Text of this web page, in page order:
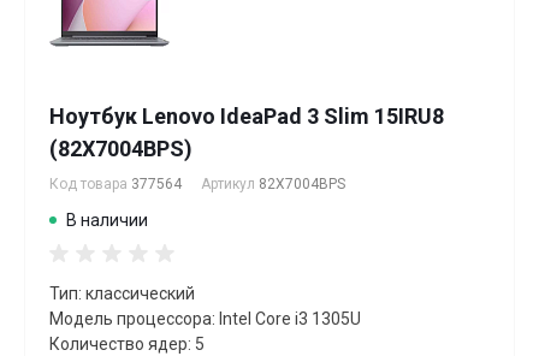
Ноутбук Lenovo IdeaPad 3 Slim 15IRU8
(82X7004BPS)
Код товара 377564 Артикул 82X7004BPS
В наличии
Тип: классический
Модель процессора: Intel Core i3 1305U
Количество ядер: 5